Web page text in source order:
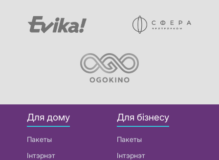
Для дому
Пакеты
Інтэрнэт
Для бізнесу
Пакеты
Інтэрнэт